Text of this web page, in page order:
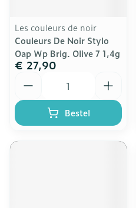
Les couleurs de noir
Couleurs De Noir Stylo
Oap Wp Brig. Olive 7 1,4g
€ 27,90
Bestel